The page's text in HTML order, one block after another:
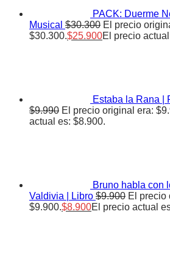
PACK: Duerme
Musical $30.300 El precio
$30.300.$25.900El precio
Estaba la Rana |
$9.990 El precio original era:
actual es: $8.900.
Bruno habla con
Valdivia | Libro $9.900 El precio
$9.900.$8.900El precio actual